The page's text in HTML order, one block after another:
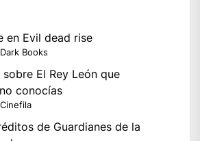
en Evil dead rise
Books
El Rey León que
conocías
de Guardianes de la